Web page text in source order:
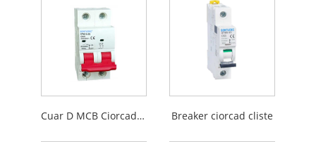
Cuar D MCB Ciorcad Miniature Breaker ciorcad cliste